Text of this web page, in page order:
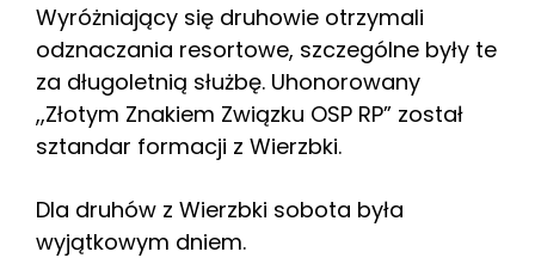
Wyróżniający się druhowie otrzymali
odznaczania resortowe, szczególne były te
za długoletnią służbę. Uhonorowany
,,Złotym Znakiem Związku OSP RP” został
sztandar formacji z Wierzbki.
Dla druhów z Wierzbki sobota była
wyjątkowym dniem.